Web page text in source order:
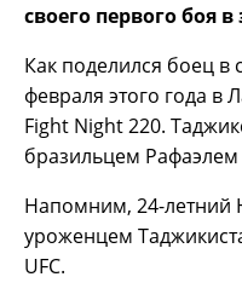
своего первого боя в
Как поделился боец в
февраля этого года в
Fight Night 220.
бразильцем
Напомним, 24-летний
уроженцем
UFC.